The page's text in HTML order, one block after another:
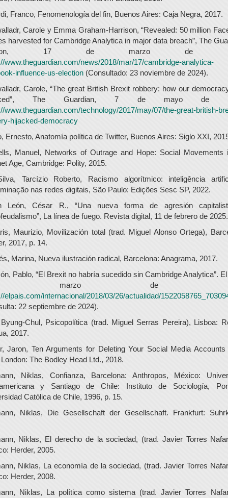
Franco, Fenomenología del fin, Buenos Aires: Caja Negra, 2017.
Carole y Emma Graham-Harrison, “Revealed: 50 million
harvested for Cambridge Analytica in major data breach”, The
17 de marzo de
www.theguardian.com/news/2018/mar/17/cambridge-analytica-
influence-us-election(Consultado: 23 noviembre de 2024).
Carole, “The great British Brexit robbery: how our
The Guardian, 7 de mayo de
www.theguardian.com/technology/2017/may/07/the-great-british-
hijacked-democracy
Ernesto, Anatomía política de Twitter, Buenos Aires: Siglo XXI,
Manuel, Networks of Outrage and Hope: Social Movements
Age, Cambridge: Polity, 2015.
Tarcízio Roberto, Racismo algorítmico: inteligência
nas redes digitais, São Paulo: Edições Sesc SP, 2022.
León, César R., “Una nueva forma de agresión
La línea de fuego. Revista digital, 11 de febrero de 2025.
Maurizio, Movilización total (trad. Miguel Alonso Ortega),
2017, p. 14.
Marina, Nueva ilustración radical, Barcelona: Anagrama, 2017.
Pablo, “El Brexit no habría sucedido sin Cambridge Analytica”.
marzo de
elpais.com/internacional/2018/03/26/actualidad/
22 septiembre de 2024).
Chul, Psicopolítica (trad. Miguel Serras Pereira), Lisboa:
2017.
Jaron, Ten Arguments for Deleting Your Social Media Accounts
The Bodley Head Ltd., 2018.
Niklas, Confianza, Barcelona: Anthropos, México:
y Santiago de Chile: Instituto de Sociología,
Católica de Chile, 1996, p. 15.
Niklas, Die Gesellschaft der Gesellschaft. Frankfurt:
Niklas, El derecho de la sociedad, (trad. Javier Torres
Herder, 2005.
Niklas, La economía de la sociedad, (trad. Javier Torres
Herder, 2008.
Niklas, La política como sistema (trad. Javier Torres